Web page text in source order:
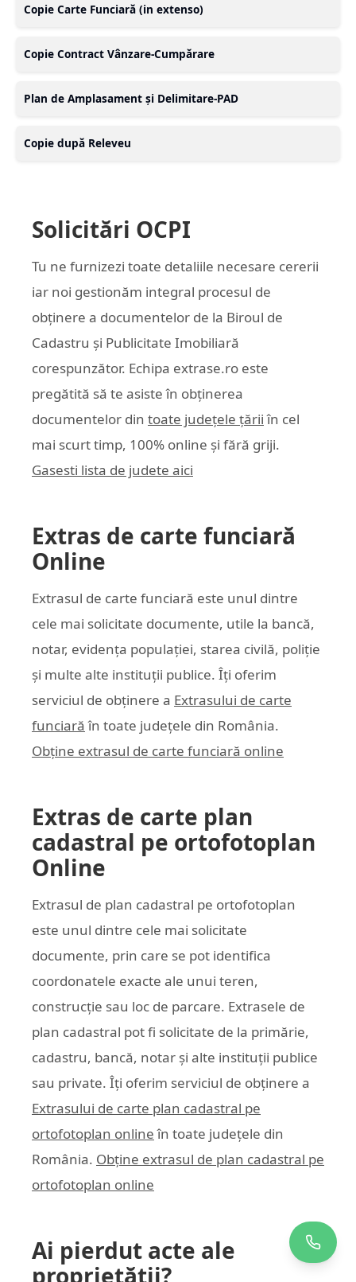
Copie Carte Funciară (in extenso)
Copie Contract Vânzare-Cumpărare
Plan de Amplasament și Delimitare-PAD
Copie după Releveu
Solicitări OCPI
Tu ne furnizezi toate detaliile necesare cererii
iar noi gestionăm integral procesul de
obținere a documentelor de la Biroul de
Cadastru și Publicitate Imobiliară
corespunzător. Echipa extrase.ro este
pregătită să te asiste în obținerea
documentelor din toate județele țării în cel
mai scurt timp, 100% online și fără griji.
Gasesti lista de judete aici
Extras de carte funciară
Online
Extrasul de carte funciară este unul dintre
cele mai solicitate documente, utile la bancă,
notar, evidența populației, starea civilă, poliție
și multe alte instituții publice. Îți oferim
serviciul de obținere a Extrasului de carte
funciară în toate județele din România.
Obține extrasul de carte funciară online
Extras de carte plan
cadastral pe ortofotoplan
Online
Extrasul de plan cadastral pe ortofotoplan
este unul dintre cele mai solicitate
documente, prin care se pot identifica
coordonatele exacte ale unui teren,
construcție sau loc de parcare. Extrasele de
plan cadastral pot fi solicitate de la primărie,
cadastru, bancă, notar și alte instituții publice
sau private. Îți oferim serviciul de obținere a
Extrasului de carte plan cadastral pe
ortofotoplan online în toate județele din
România. Obține extrasul de plan cadastral pe
ortofotoplan online
Ai pierdut acte ale
proprietății?